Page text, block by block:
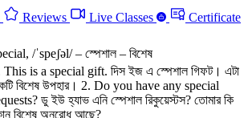
Reviews Live Classes
Certificate
/ˈspeʃəl/ – স্পেশাল – বিশেষ
This is a special gift. দিস ইজ এ স্পেশাল গিফট। এটা
বিশেষ উপহার। 2. Do you have any special
ডু ইউ হ্যাভ এনি স্পেশাল রিকুয়েস্টস? তোমার কি
বিশেষ অনুরোধ আছে?